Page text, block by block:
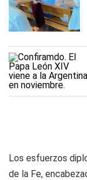
Los esfuerzos
de la Fe,